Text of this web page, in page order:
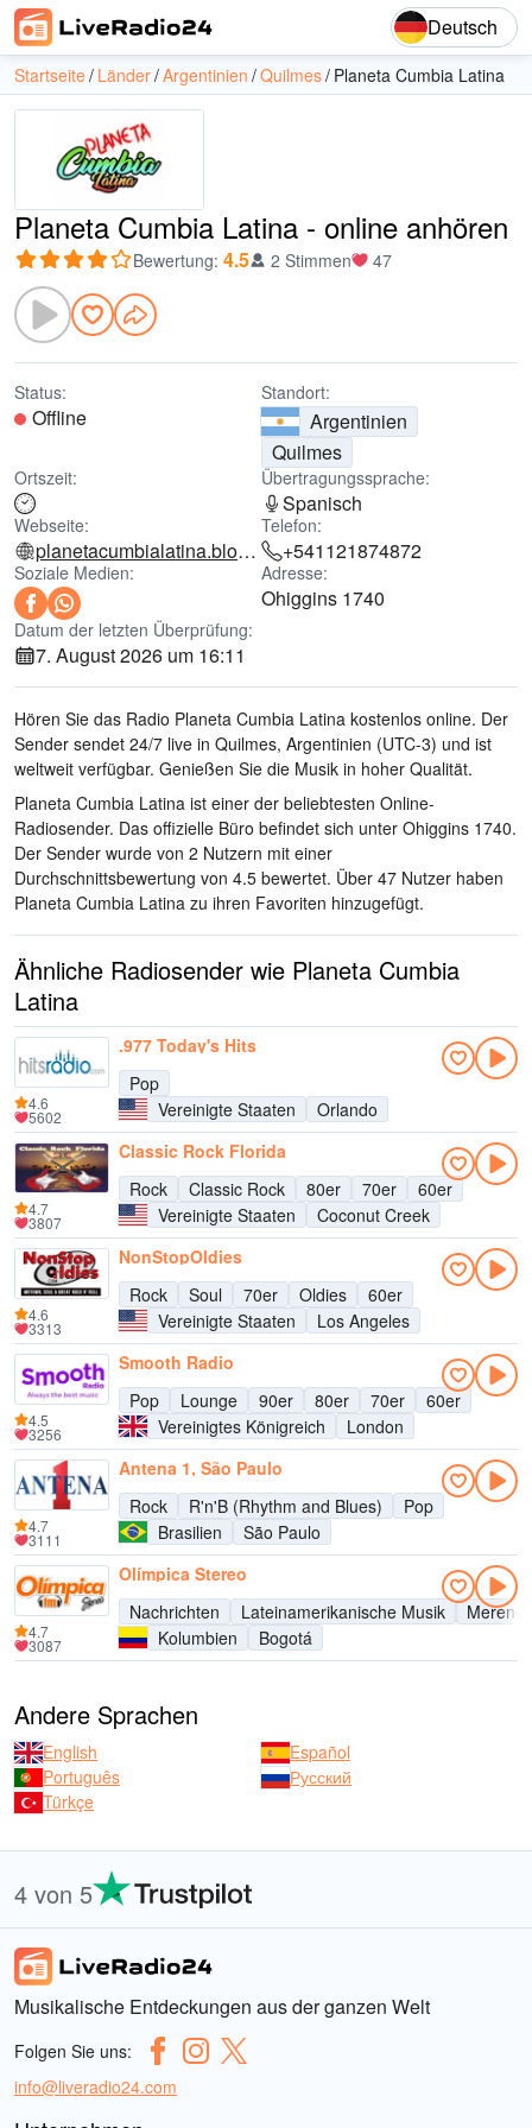
Deutsch
Startseite Länder Argentinien Quilmes Planeta Cumbia Latina
Planeta Cumbia Latina - online anhören
Bewertung: 4.5 2 Stimmen 47
Status:
Offline
Standort:
Argentinien
Quilmes
Ortszeit: Übertragungssprache:
Spanisch
Webseite:
planetacumbialatina.blogspot.com
Telefon:
+541121874872
Soziale Medien: Adresse:
Ohiggins 1740
Datum der letzten Überprüfung:
7. August 2026 um 16:11
Hören Sie das Radio Planeta Cumbia Latina kostenlos online. Der
Sender sendet 24/7 live in Quilmes, Argentinien (UTC-3) und ist
weltweit verfügbar. Genießen Sie die Musik in hoher Qualität.
Planeta Cumbia Latina ist einer der beliebtesten Online-
Radiosender. Das offizielle Büro befindet sich unter Ohiggins 1740.
Der Sender wurde von 2 Nutzern mit einer
Durchschnittsbewertung von 4.5 bewertet. Über 47 Nutzer haben
Planeta Cumbia Latina zu ihren Favoriten hinzugefügt.
Ähnliche Radiosender wie Planeta Cumbia
Latina
.977 Today's Hits
Pop
Vereinigte Staaten
Orlando
4.6
5602
Classic Rock Florida
Rock
Classic Rock 80er 70er
60er
Vereinigte Staaten
Coconut Creek
4.7
3807
NonStopOldies
Rock
Soul 70er Oldies
60er
Vereinigte Staaten
Los Angeles
4.6
3313
Smooth Radio
Pop
Lounge 90er 80er 70er
60er
Vereinigtes Königreich
London
4.5
3256
Antena 1, São Paulo
Rock
R'n'B (Rhythm and Blues)
Pop
Brasilien
São Paulo
4.7
3111
Olímpica Stereo
Nachrichten
Lateinamerikanische Musik
Kolumbien
Bogotá
4.7
3087
Andere Sprachen
English
Español
Português
Русский
Türkçe
4 von 5
Musikalische Entdeckungen aus der ganzen Welt
Folgen Sie uns:
info@liveradio24.com